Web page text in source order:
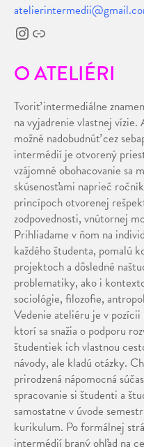
Instagram
Odkaz
O ATELIÉRI
Tvoriť intermediálne
na vyjadrenie vlastnej
možné nadobudnúť cez
intermédií je otvorený
vzájomné obohacovanie sa
skúsenosťami naprieč
princípoch otvorenej
zodpovednosti, vnútornej
Prihliadame v ňom na
každého študenta, pomalú
projektoch a dôsledné
problematiky, ako i
sociológie, filozofie,
Vedenie ateliéru je v
ktorí sa snažia o podporu
študentiek ich vlastnou
návody, ale kladú otázky.
prirodzená nápomocná
spracovanie si študenti a
samostatne v úvode
kurikulum. Po formálnej
intermédií braný ohľad na